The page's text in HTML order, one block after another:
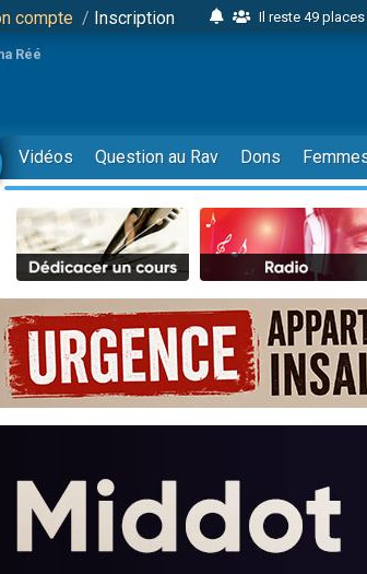
compte / Inscription
Il reste 49
2 personnes
6 personnes
4 personnes
2 personnes
17 personnes
4 personnes
Il reste 49
Eva vient de donner
4 personnes
3 personnes
Odaya vient de
2 personnes
13 personnes
30 personnes
Réé
Vidéos Question au Rav Dons